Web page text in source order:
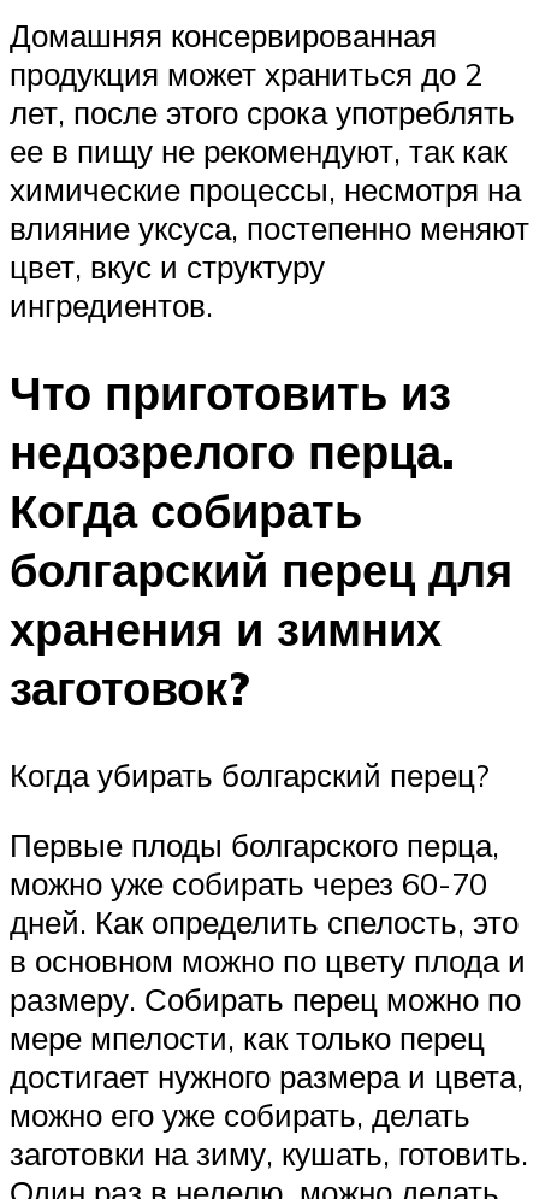
Домашняя консервированная
продукция может храниться до 2
лет, после этого срока употреблять
ее в пищу не рекомендуют, так как
химические процессы, несмотря на
влияние уксуса, постепенно меняют
цвет, вкус и структуру
ингредиентов.
Что приготовить из
недозрелого перца.
Когда собирать
болгарский перец для
хранения и зимних
заготовок?
Когда убирать болгарский перец?
Первые плоды болгарского перца,
можно уже собирать через 60-70
дней. Как определить спелость, это
в основном можно по цвету плода и
размеру. Собирать перец можно по
мере мпелости, как только перец
достигает нужного размера и цвета,
можно его уже собирать, делать
заготовки на зиму, кушать, готовить.
Один раз в неделю, можно делать